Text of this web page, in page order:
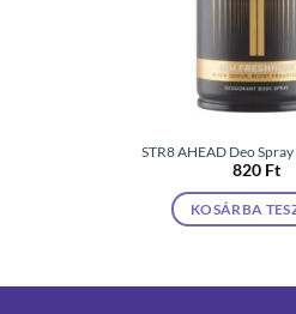
STR8 AHEAD Deo
820 Ft
KOSÁRBA